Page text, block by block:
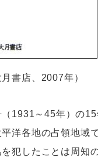
書店、2007年）
1931～45年）の15
洋各地の占領地域
犯したことは周知